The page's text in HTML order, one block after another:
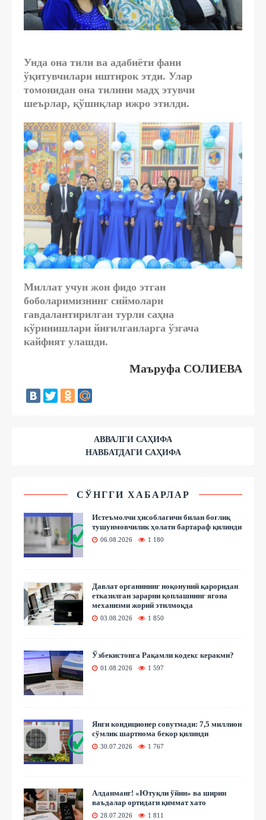
Унда она тили ва адабиёти фани
ўқитувчилари иштирок этди. Улар
томонидан она тилини мадҳ этувчи
шеърлар, қўшиқлар ижро этилди.
Миллат учун жон фидо этган
боболаримизнинг сиймолари
гавдалантирилган турли саҳна
кўринишлари йиғилганларга ўзгача
кайфият улашди.
Маъруфа СОЛИЕВА
АВВАЛГИ САҲИФА
НАВБАТДАГИ САҲИФА
СЎНГГИ ХАБАРЛАР
Истеъмолчи ҳисоблагичи билан боғлиқ
тушунмовчилик ҳолати бартараф қилинди
06.08.2026 1 180
Давлат органининг ноқонуний қароридан
етказилган зарарни қоплашнинг ягона
механизми жорий этилмоқда
03.08.2026 1 850
Ўзбекистонга Рақамли кодекс керакми?
01.08.2026 1 597
Янги кондиционер совутмади: 7,5 миллион
сўмлик шартнома бекор қилинди
30.07.2026 1 767
Алданманг! «Ютуқли ўйин» ва ширин
ваъдалар ортидаги қиммат хато
28.07.2026 1 811